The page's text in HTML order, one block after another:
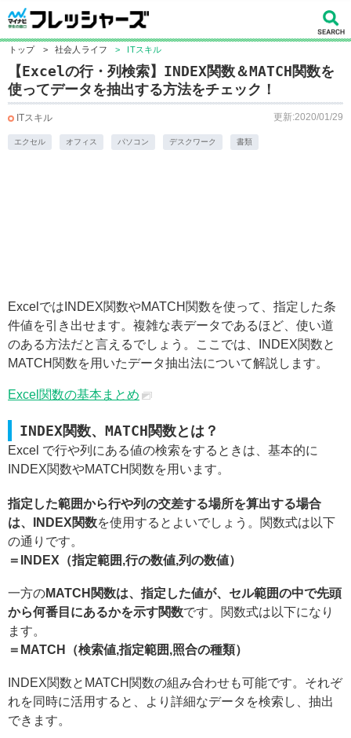
トップ > 社会人ライフ > ITスキル
【Excelの行・列検索】INDEX関数＆MATCH関数を
使ってデータを抽出する方法をチェック！
ITスキル 更新:2020/01/29
エクセル オフィス パソコン デスクワーク 書類
ExcelではINDEX関数やMATCH関数を使って、指定した条
件値を引き出せます。複雑な表データであるほど、使い道
のある方法だと言えるでしょう。ここでは、INDEX関数と
MATCH関数を用いたデータ抽出法について解説します。
Excel関数の基本まとめ
INDEX関数、MATCH関数とは？
Excel で行や列にある値の検索をするときは、基本的に
INDEX関数やMATCH関数を用います。
指定した範囲から行や列の交差する場所を算出する場合
は、INDEX関数を使用するとよいでしょう。関数式は以下
の通りです。
＝INDEX（指定範囲,行の数値,列の数値）
一方のMATCH関数は、指定した値が、セル範囲の中で先頭
から何番目にあるかを示す関数です。関数式は以下になり
ます。
＝MATCH（検索値,指定範囲,照合の種類）
INDEX関数とMATCH関数の組み合わせも可能です。それぞ
れを同時に活用すると、より詳細なデータを検索し、抽出
できます。